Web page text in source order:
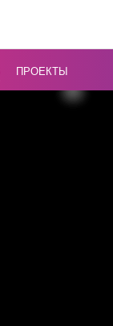
ПРОЕКТЫ